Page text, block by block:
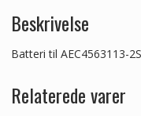
Beskrivelse
Batteri til AEC4563113-
Relaterede varer